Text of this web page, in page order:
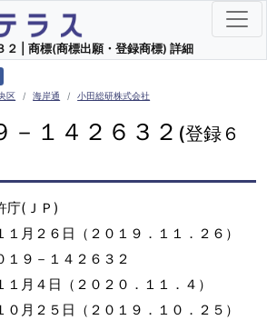
２ | 商標(商標出願・登録商標) 詳細
区 海岸通 小田総研株式会社
－１４２６３２ (登録６
庁(ＪＰ)
１月２６日（２０１９．１１．２６）
１９－１４２６３２
１月４日（２０２０．１１．４）
０月２５日（２０１９．１０．２５）